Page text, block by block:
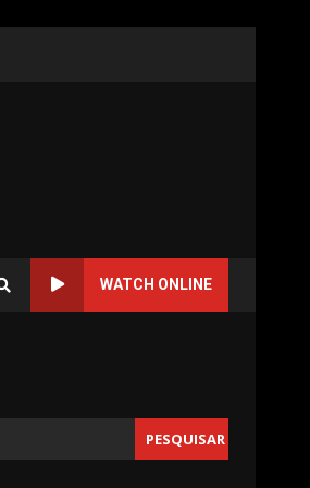
WATCH ONLINE
PESQUISAR